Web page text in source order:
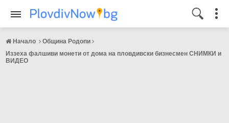
Начало
Община Родопи
Иззеха фалшиви монети от дома на пловдивски бизнесмен СНИМКИ и
ВИДЕО